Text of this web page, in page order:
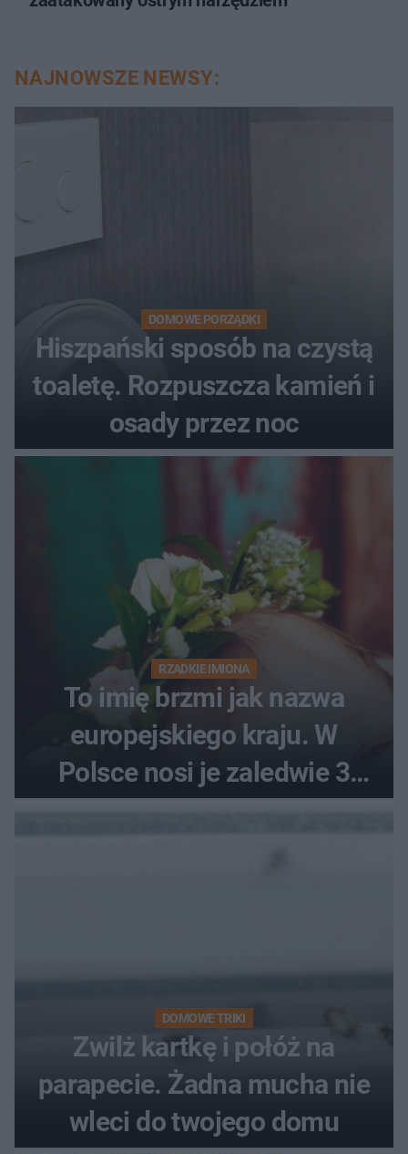
NAJNOWSZE NEWSY:
DOMOWE PORZĄDKI
Hiszpański sposób na czystą
toaletę. Rozpuszcza kamień i
osady przez noc
RZADKIE IMIONA
To imię brzmi jak nazwa
europejskiego kraju. W
Polsce nosi je zaledwie 3
kobiety
DOMOWE TRIKI
Zwilż kartkę i połóż na
parapecie. Żadna mucha nie
wleci do twojego domu